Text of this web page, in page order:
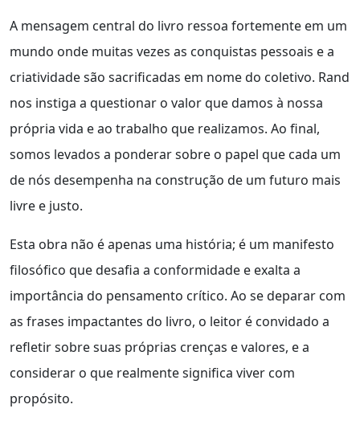
A mensagem central do livro ressoa fortemente em um
mundo onde muitas vezes as conquistas pessoais e a
criatividade são sacrificadas em nome do coletivo. Rand
nos instiga a questionar o valor que damos à nossa
própria vida e ao trabalho que realizamos. Ao final,
somos levados a ponderar sobre o papel que cada um
de nós desempenha na construção de um futuro mais
livre e justo.
Esta obra não é apenas uma história; é um manifesto
filosófico que desafia a conformidade e exalta a
importância do pensamento crítico. Ao se deparar com
as frases impactantes do livro, o leitor é convidado a
refletir sobre suas próprias crenças e valores, e a
considerar o que realmente significa viver com
propósito.